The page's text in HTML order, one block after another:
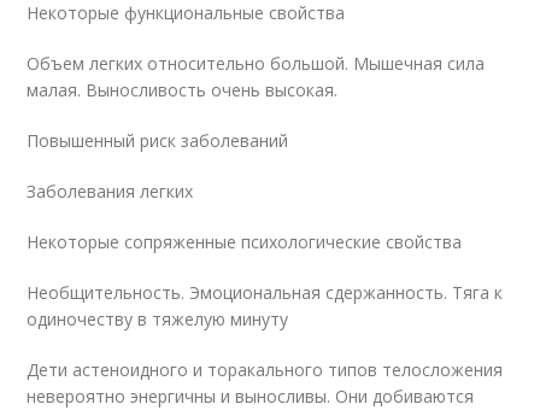
Некоторые функциональные свойства
Объем легких относительно большой. Мышечная сила
малая. Выносливость очень высокая.
Повышенный риск заболеваний
Заболевания легких
Некоторые сопряженные психологические свойства
Необщительность. Эмоциональная сдержанность. Тяга к
одиночеству в тяжелую минуту
Дети астеноидного и торакального типов телосложения
невероятно энергичны и выносливы. Они добиваются